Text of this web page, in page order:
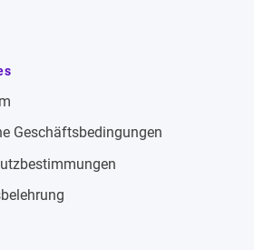
Geschäftsbedingungen